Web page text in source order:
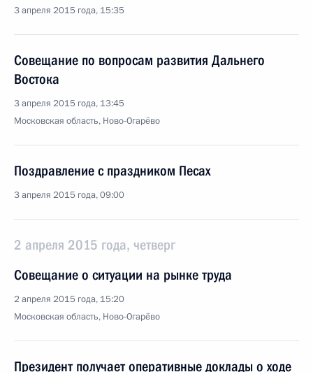
3 апреля 2015 года, 15:35
Совещание по вопросам развития Дальнего
Востока
3 апреля 2015 года, 13:45
Московская область, Ново-Огарёво
Поздравление с праздником Песах
3 апреля 2015 года, 09:00
2 апреля 2015 года, четверг
Совещание о ситуации на рынке труда
2 апреля 2015 года, 15:20
Московская область, Ново-Огарёво
Президент получает оперативные доклады о ходе